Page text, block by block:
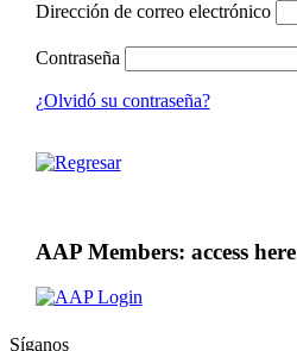
Dirección de correo electrónico
Contraseña
¿Olvidó su contraseña?
AAP Members: access here
Síganos